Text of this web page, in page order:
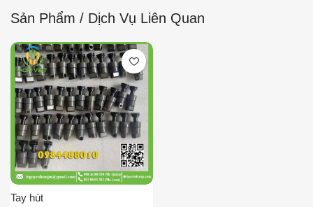
Sản Phẩm / Dịch Vụ Liên Quan
Tay hút